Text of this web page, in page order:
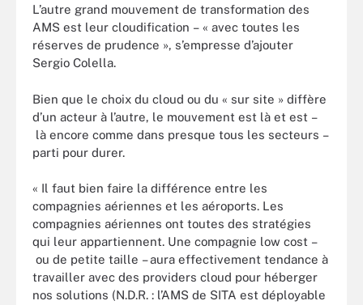
L’autre grand mouvement de transformation des
AMS est leur cloudification – « avec toutes les
réserves de prudence », s’empresse d’ajouter
Sergio Colella.
Bien que le choix du cloud ou du « sur site » diffère
d’un acteur à l’autre, le mouvement est là et est –
là encore comme dans presque tous les secteurs –
parti pour durer.
« Il faut bien faire la différence entre les
compagnies aériennes et les aéroports. Les
compagnies aériennes ont toutes des stratégies
qui leur appartiennent. Une compagnie low cost –
ou de petite taille – aura effectivement tendance à
travailler avec des providers cloud pour héberger
nos solutions (N.D.R. : l’AMS de SITA est déployable